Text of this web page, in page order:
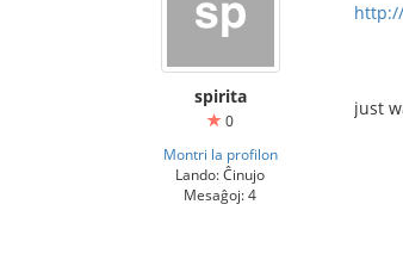
spirita
0
Montri la profilon
Lando: Ĉinujo
Mesaĝoj: 4
just